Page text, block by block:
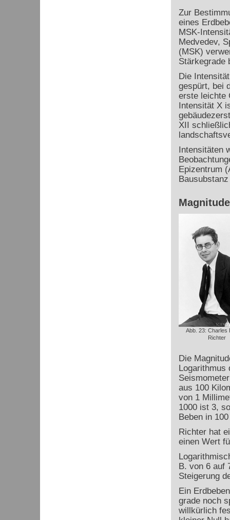
Zur
eines
MSK-
Medvedev,
(MSK)
Stärkegrade
Die
gespürt, bei
erste leichte
Intensität X
XII
Intensitäten
Epizentrum
Magnitude
Abb. 23: Charles
Richter
Die
Logarithmus
aus 100
von 1
1000 ist 3,
Beben in
Richter hat
einen Wert
B. von 6 auf
Steigerung
Ein
grade noch
willkürlich